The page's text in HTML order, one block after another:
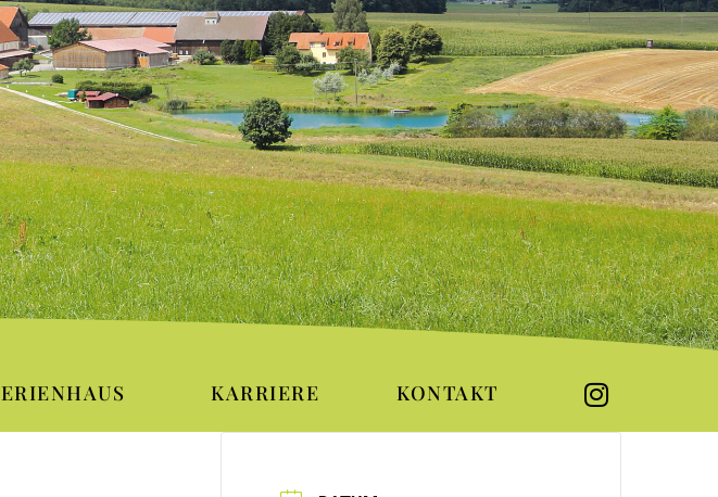
KARRIERE KONTAKT